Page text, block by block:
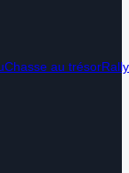
Chasse au trésor